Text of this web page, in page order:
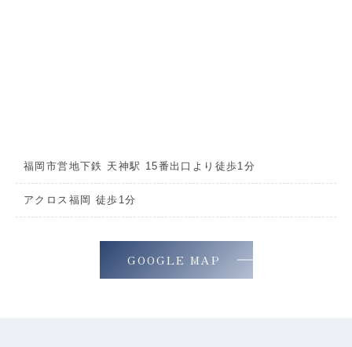
福岡市営地下鉄 天神駅 15番出口より徒歩1分
アクロス福岡 徒歩1分
GOOGLE MAP